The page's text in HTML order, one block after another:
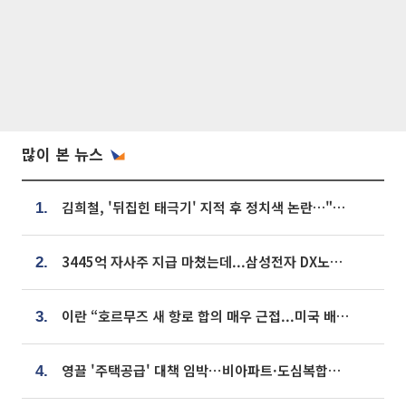
많이 본 뉴스
1. 김희철, '뒤집힌 태극기' 지적 후 정치색 논란…"좌우 떠나 우리나라 국기"
2. 3445억 자사주 지급 마쳤는데...삼성전자 DX노조, 뒤늦은 '떼쓰기 집회'
3. 이란 “호르무즈 새 항로 합의 매우 근접...미국 배상 먼저”
4. 영끌 '주택공급' 대책 임박⋯비아파트·도심복합까지 총동원